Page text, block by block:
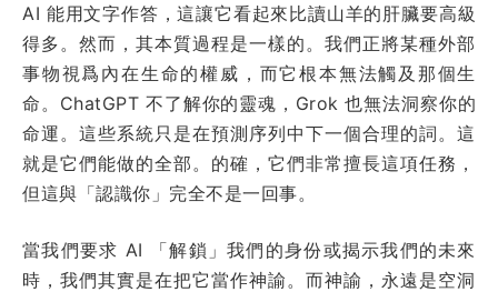
AI 能用文字作答，這讓它看起來比讀山羊的肝臟要高級
得多。然而，其本質過程是一樣的。我們正將某種外部
事物視爲內在生命的權威，而它根本無法觸及那個生
命。ChatGPT 不了解你的靈魂，Grok 也無法洞察你的
命運。這些系統只是在預測序列中下一個合理的詞。這
就是它們能做的全部。的確，它們非常擅長這項任務，
但這與「認識你」完全不是一回事。
當我們要求 AI 「解鎖」我們的身份或揭示我們的未來
時，我們其實是在把它當作神諭。而神諭，永遠是空洞